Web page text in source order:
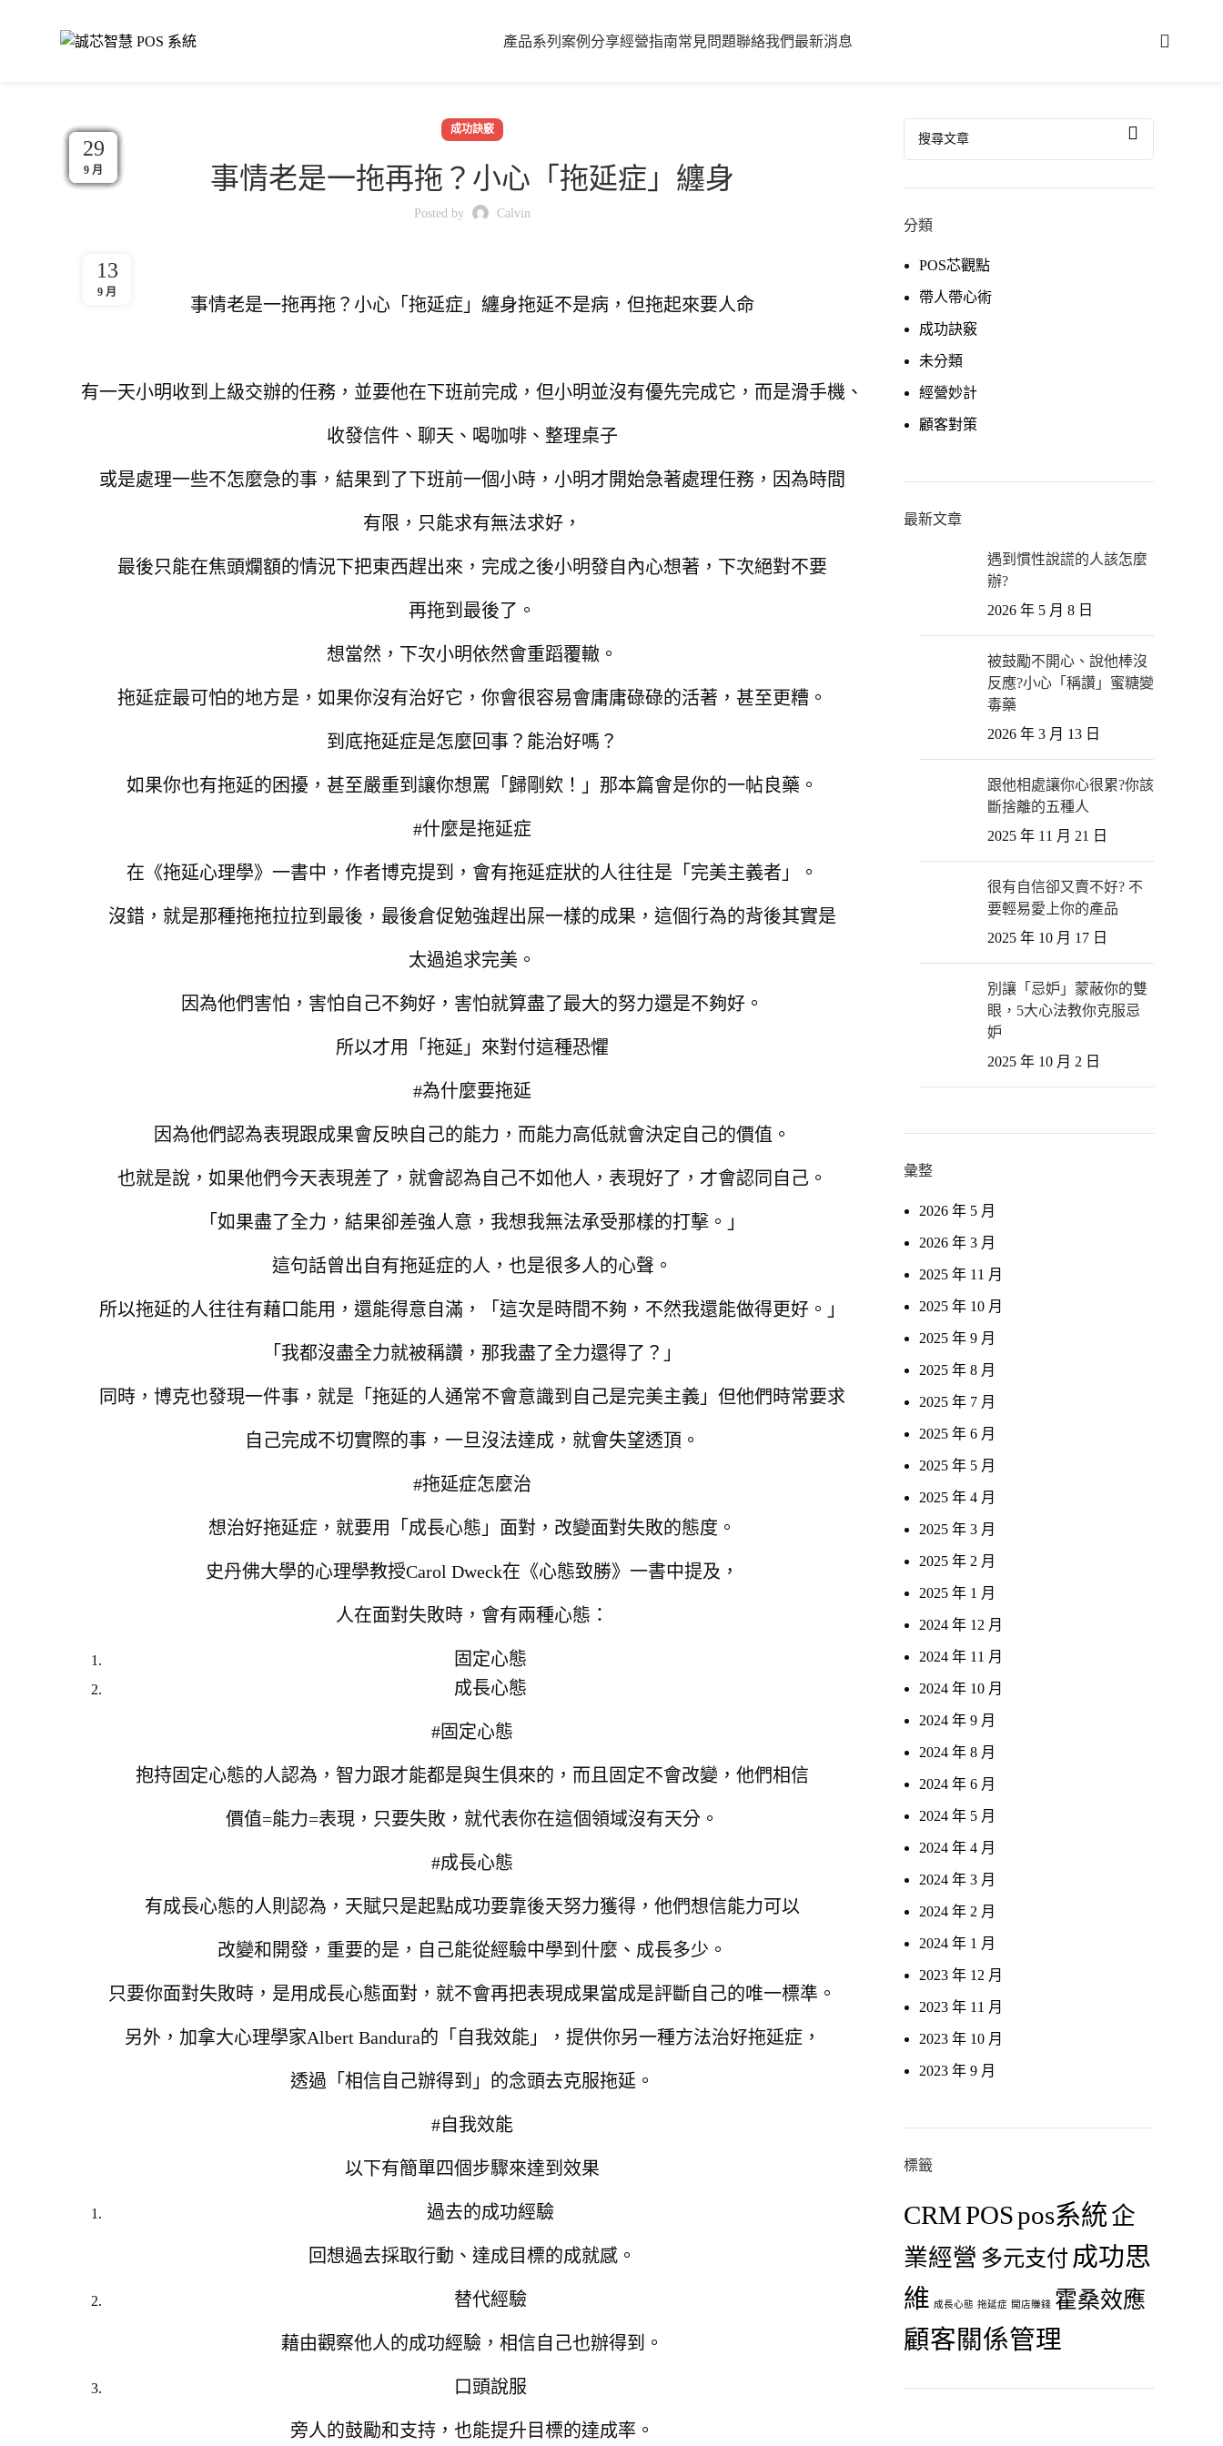
產品系列 案例分享經營指南常見問題聯絡我們最新消息
成功訣竅
事情老是一拖再拖？小心「拖延症」纏身
Posted by Calvin
13
9 月
事情老是一拖再拖？小心「拖延症」纏身拖延不是病，但拖起來要人命
有一天小明收到上級交辦的任務， 並要他在下班前完成，但小明並沒有優先完成它， 而是滑手機、
收發信件、聊天、喝咖啡、整理桌子
或是處理一些不怎麼急的事， 結果到了下班前一個小時，小明才開始急著處理任務， 因為時間
有限，只能求有無法求好，
最後只能在焦頭爛額的情況下把東西趕出來， 完成之後小明發自內心想著， 下次絕對不要
再拖到最後了。
想當然，下次小明依然會重蹈覆轍。
拖延症最可怕的地方是，如果你沒有治好它，你會很容易會庸庸碌碌的活著，甚至更糟。
到底拖延症是怎麼回事？ 能治好嗎？
如果你也有拖延的困擾，甚至嚴重到讓你想罵「歸剛欸！」 那本篇會是你的一帖良藥。
#什麼是拖延症
在《拖延心理學》一書中，作者博克提到，會有拖延症狀的人往往是「完美主義者」。
沒錯，就是那種拖拖拉拉到最後，最後倉促勉強趕出屎一樣的成果，這個行為的背後其實是
太過追求完美。
因為他們害怕，害怕自己不夠好，害怕就算盡了最大的努力還是不夠好。
所以才用「拖延」來對付這種恐懼
#為什麼要拖延
因為他們認為表現跟成果會反映自己的能力， 而能力高低就會決定自己的價值。
也就是說，如果他們今天表現差了， 就會認為自己不如他人， 表現好了，才會認同自己。
「如果盡了全力，結果卻差強人意，我想我無法承受那樣的打擊。」
這句話曾出自有拖延症的人，也是很多人的心聲。
所以拖延的人往往有藉口能用，還能得意自滿， 「這次是時間不夠，不然我還能做得更好。」
「我都沒盡全力就被稱讚，那我盡了全力還得了？」
同時，博克也發現一件事， 就是「拖延的人通常不會意識到自己是完美主義」但他們時常要求
自己完成不切實際的事，一旦沒法達成，就會失望透頂。
#拖延症怎麼治
想治好拖延症，就要用「成長心態」面對， 改變面對失敗的態度。
史丹佛大學的心理學教授Carol Dweck在《心態致勝》一書中提及，
人在面對失敗時，會有兩種心態：
固定心態
成長心態
#固定心態
抱持固定心態的人認為，智力跟才能都是與生俱來的， 而且固定不會改變，他們相信
價值=能力=表現， 只要失敗，就代表你在這個領域沒有天分。
#成長心態
有成長心態的人則認為，天賦只是起點成功要靠後天努力獲得，他們想信能力可以
改變和開發， 重要的是，自己能從經驗中學到什麼、成長多少。
只要你面對失敗時，是用成長心態面對， 就不會再把表現成果當成是評斷自己的唯一標準。
另外，加拿大心理學家Albert Bandura的「自我效能」， 提供你另一種方法治好拖延症，
透過「相信自己辦得到」的念頭去克服拖延。
#自我效能
以下有簡單四個步驟來達到效果
過去的成功經驗
回想過去採取行動、達成目標的成就感。
替代經驗
藉由觀察他人的成功經驗，相信自己也辦得到。
口頭說服
旁人的鼓勵和支持，也能提升目標的達成率。
10
5 月
29
9 月
29
9 月
29
9 月
29
9 月
29
9 月
29
9 月
29
9 月
29
9 月
29
9 月
29
9 月
29
9 月
分類
POS芯觀點
帶人帶心術
成功訣竅
未分類
經營妙計
顧客對策
最新文章
遇到慣性說謊的人該怎麼
辦?
2026 年 5 月 8 日
被鼓勵不開心、說他棒沒
反應?小心「稱讚」蜜糖變
毒藥
2026 年 3 月 13 日
跟他相處讓你心很累?你該
斷捨離的五種人
2025 年 11 月 21 日
很有自信卻又賣不好? 不
要輕易愛上你的產品
2025 年 10 月 17 日
別讓「忌妒」蒙蔽你的雙
眼，5大心法教你克服忌
妒
2025 年 10 月 2 日
彙整
2026 年 5 月
2026 年 3 月
2025 年 11 月
2025 年 10 月
2025 年 9 月
2025 年 8 月
2025 年 7 月
2025 年 6 月
2025 年 5 月
2025 年 4 月
2025 年 3 月
2025 年 2 月
2025 年 1 月
2024 年 12 月
2024 年 11 月
2024 年 10 月
2024 年 9 月
2024 年 8 月
2024 年 6 月
2024 年 5 月
2024 年 4 月
2024 年 3 月
2024 年 2 月
2024 年 1 月
2023 年 12 月
2023 年 11 月
2023 年 10 月
2023 年 9 月
標籤
CRMPOSpos系統企
業經營 多元支付 成功思
維 成長心態 拖延症 開店賺錢 霍桑效應
顧客關係管理